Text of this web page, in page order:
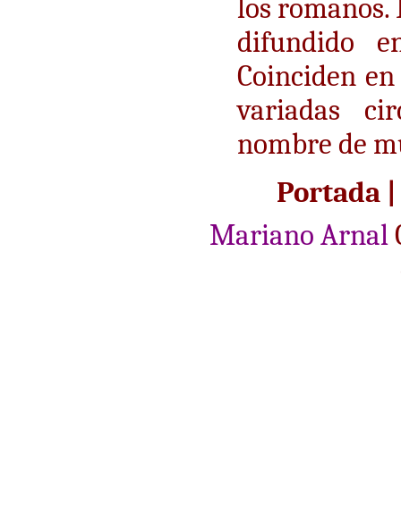
los romanos.
difundido
Coinciden
variadas
nombre de
Portada
Mariano Arnal